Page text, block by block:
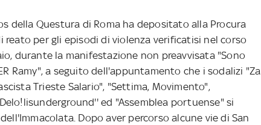
della Questura di Roma ha depositato alla Procura
per gli episodi di violenza verificatisi nel corso
durante la manifestazione non preavvisata "Sono
Ramy", a seguito dell'appuntamento che i sodalizi "Za
Trieste Salario", "Settima, Movimento",
ed "Assemblea portuense" si
Dopo aver percorso alcune vie di San